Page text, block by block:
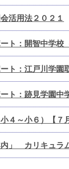
活用法２０２１
ト：開智中学校
ト：江戸川学園
ト：跡見学園中
４～小６）【７
」 カリキュラ